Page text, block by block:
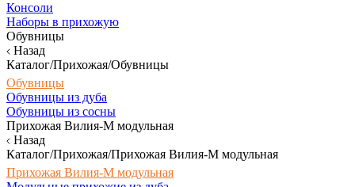
Консоли
Наборы в прихожую
Обувницы
Назад
Каталог/Прихожая/Обувницы
Обувницы
Обувницы из дуба
Обувницы из сосны
Прихожая Вилия-М модульная
Назад
Каталог/Прихожая/Прихожая Вилия-М модульная
Прихожая Вилия-М модульная